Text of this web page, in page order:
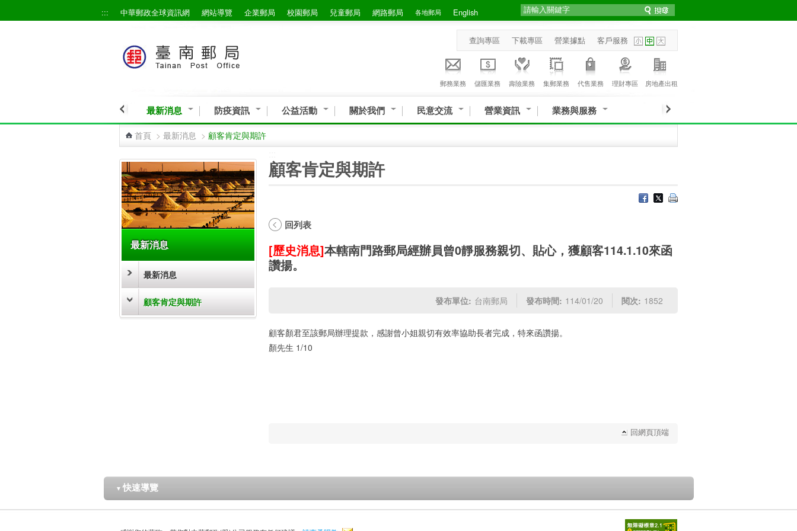
::: 中華郵政全球資訊網 網站導覽 企業郵局 校園郵局 兒童郵局 網路郵局 各地郵局 English
查詢專區 下載專區 營業據點 客戶服務
郵務業務 儲匯業務 壽險業務 集郵業務 代售業務 理財專區 房地產出租
最新消息 防疫資訊 公益活動 關於我們 民意交流 營業資訊 業務與服務
首頁 > 最新消息 > 顧客肯定與期許
最新消息
最新消息
顧客肯定與期許
顧客肯定與期許
回列表
[歷史消息]本轄南門路郵局經辦員曾0靜服務親切、貼心，獲顧客114.1.10來函
讚揚。
發布單位: 台南郵局 發布時間: 114/01/20 閱次: 1852
顧客顏君至該郵局辦理提款，感謝曾小姐親切有效率協助長者完成，特來函讚揚。
顏先生 1/10
回網頁頂端
▼ 快速導覽